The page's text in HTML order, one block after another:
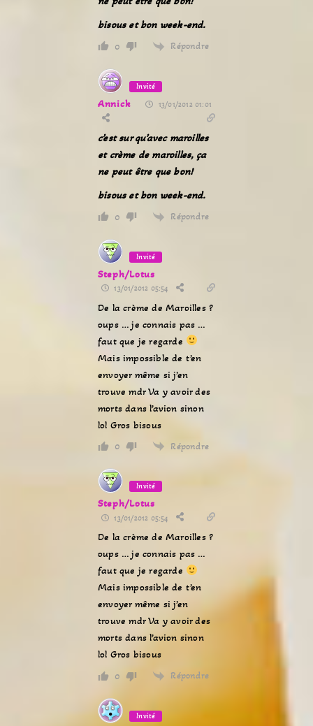
bisous et bon week-end.
0 Répondre
Invité
Annick 13/01/2012 01:01
c’est sur qu’avec maroilles
et crème de maroilles, ça
ne peut être que bon!
bisous et bon week-end.
0 Répondre
Invité
Steph/Lotus
13/01/2012 05:54
De la crème de Maroilles ?
oups … je connais pas …
faut que je regarde
Mais impossible de t’en
envoyer même si j’en
trouve mdr Va y avoir des
morts dans l’avion sinon
lol Gros bisous
0 Répondre
Invité
Steph/Lotus
13/01/2012 05:54
De la crème de Maroilles ?
oups … je connais pas …
faut que je regarde
Mais impossible de t’en
envoyer même si j’en
trouve mdr Va y avoir des
morts dans l’avion sinon
lol Gros bisous
0 Répondre
Invité